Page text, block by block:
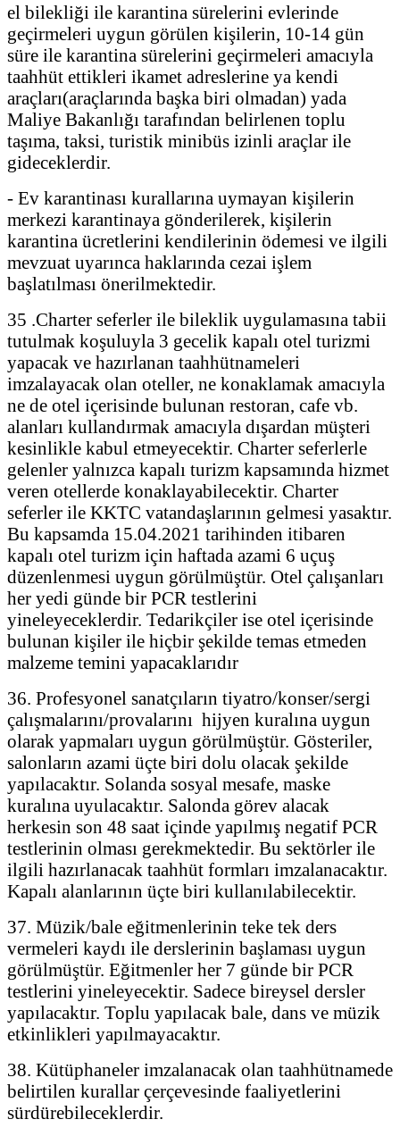
el bilekliği ile karantina sürelerini evlerinde
geçirmeleri uygun görülen kişilerin, 10-14 gün
süre ile karantina sürelerini geçirmeleri amacıyla
taahhüt ettikleri ikamet adreslerine ya kendi
araçları(araçlarında başka biri olmadan) yada
Maliye Bakanlığı tarafından belirlenen toplu
taşıma, taksi, turistik minibüs izinli araçlar ile
gideceklerdir.
- Ev karantinası kurallarına uymayan kişilerin
merkezi karantinaya gönderilerek, kişilerin
karantina ücretlerini kendilerinin ödemesi ve ilgili
mevzuat uyarınca haklarında cezai işlem
başlatılması önerilmektedir.
35 .Charter seferler ile bileklik uygulamasına tabii
tutulmak koşuluyla 3 gecelik kapalı otel turizmi
yapacak ve hazırlanan taahhütnameleri
imzalayacak olan oteller, ne konaklamak amacıyla
ne de otel içerisinde bulunan restoran, cafe vb.
alanları kullandırmak amacıyla dışardan müşteri
kesinlikle kabul etmeyecektir. Charter seferlerle
gelenler yalnızca kapalı turizm kapsamında hizmet
veren otellerde konaklayabilecektir. Charter
seferler ile KKTC vatandaşlarının gelmesi yasaktır.
Bu kapsamda 15.04.2021 tarihinden itibaren
kapalı otel turizm için haftada azami 6 uçuş
düzenlenmesi uygun görülmüştür. Otel çalışanları
her yedi günde bir PCR testlerini
yineleyeceklerdir. Tedarikçiler ise otel içerisinde
bulunan kişiler ile hiçbir şekilde temas etmeden
malzeme temini yapacaklarıdır
36. Profesyonel sanatçıların tiyatro/konser/sergi
çalışmalarını/provalarını hijyen kuralına uygun
olarak yapmaları uygun görülmüştür. Gösteriler,
salonların azami üçte biri dolu olacak şekilde
yapılacaktır. Solanda sosyal mesafe, maske
kuralına uyulacaktır. Salonda görev alacak
herkesin son 48 saat içinde yapılmış negatif PCR
testlerinin olması gerekmektedir. Bu sektörler ile
ilgili hazırlanacak taahhüt formları imzalanacaktır.
Kapalı alanlarının üçte biri kullanılabilecektir.
37. Müzik/bale eğitmenlerinin teke tek ders
vermeleri kaydı ile derslerinin başlaması uygun
görülmüştür. Eğitmenler her 7 günde bir PCR
testlerini yineleyecektir. Sadece bireysel dersler
yapılacaktır. Toplu yapılacak bale, dans ve müzik
etkinlikleri yapılmayacaktır.
38. Kütüphaneler imzalanacak olan taahhütnamede
belirtilen kurallar çerçevesinde faaliyetlerini
sürdürebileceklerdir.